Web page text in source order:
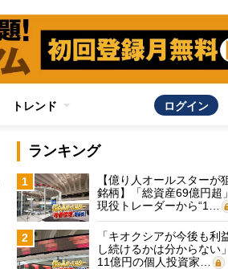
トレンド ログイン
ランキング
1
【億り人オールスターが
銘柄】「総資産69億円超
現役トレーダーから“1…
2
「キオクシアが今後も利
し続けるかは分からない
11億円の個人投資家…